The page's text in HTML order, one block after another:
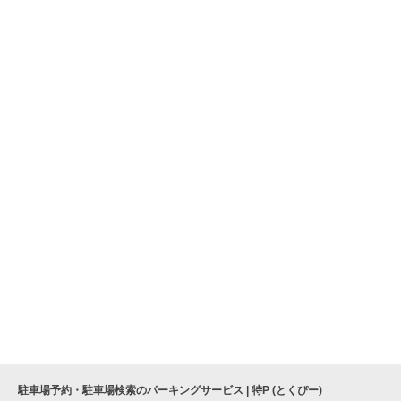
駐車場予約・駐車場検索のパーキングサービス | 特P (とくぴー)